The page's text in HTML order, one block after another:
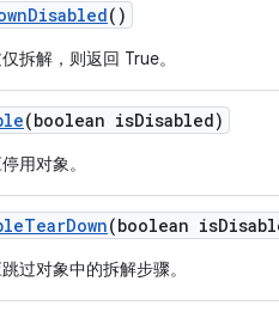
Disabled()
拆解，则返回 True。
(boolean isDisabled)
用对象。
TearDown(boolean is
过对象中的拆解步骤。